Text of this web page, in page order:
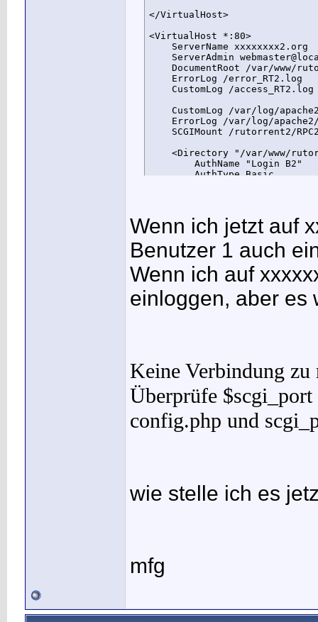
</VirtualHost>
<VirtualHost *:80>
    ServerName xxxxxxxx2.org
ServerAdmin
DocumentRoot /var/www/
    ErrorLog /error_RT2.log
CustomLog /access_RT2.log
CustomLog /var/log/
ErrorLog /var/log/
SCGIMount /rutorrent2/
<Directory "/var/www/
        AuthName "Login B2"
        AuthType Basic
</VirtualHost>
Wenn ich jetzt auf
Benutzer 1 auch
Wenn ich auf
einloggen, aber es
Keine Verbindung
Überprüfe
config.php und
wie stelle ich es
mfg